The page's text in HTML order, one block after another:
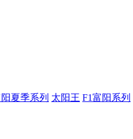
夏季系列 太阳王 F1富阳系列